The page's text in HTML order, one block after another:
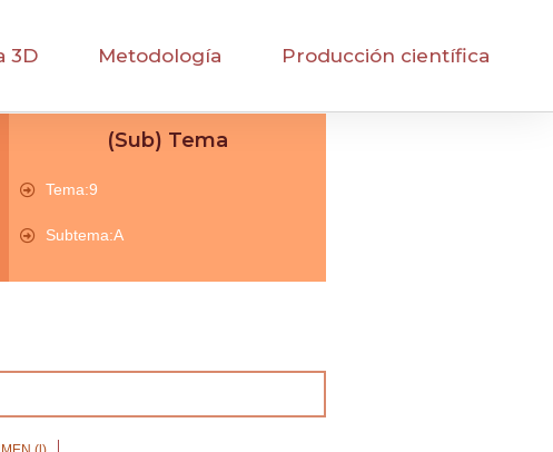
3D Metodología Producción científica
(Sub) Tema
Tema:9
Subtema:A